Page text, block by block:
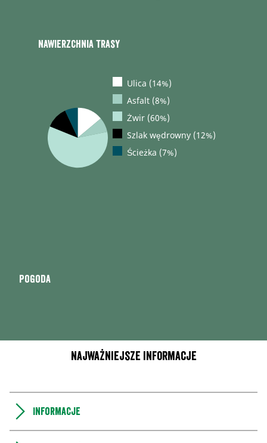
Nawierzchnia trasy
Ulica (14%)
Asfalt (8%)
Żwir (60%)
Szlak wędrowny (12%)
Ścieżka (7%)
Pogoda
Najważniejsze informacje
Informacje